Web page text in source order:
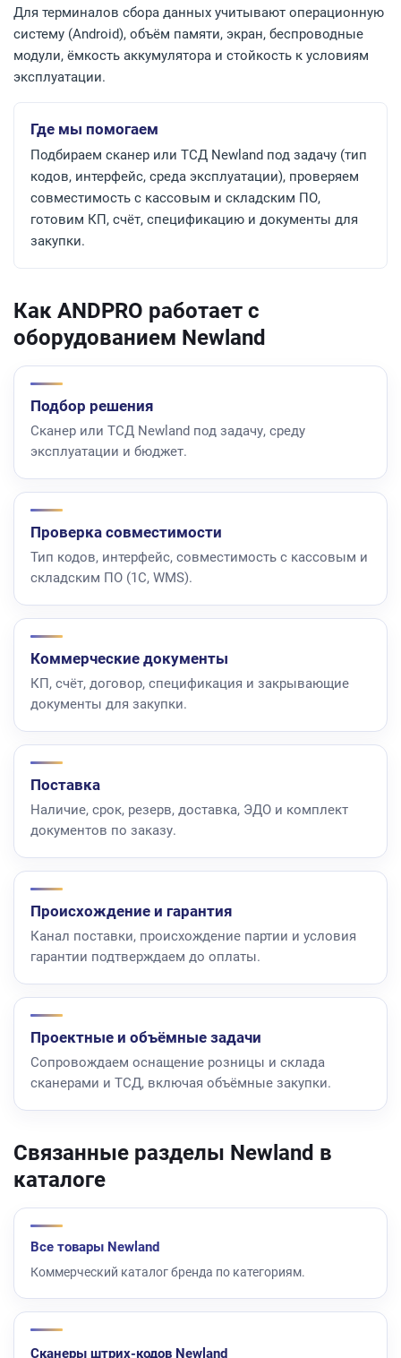
Для терминалов сбора данных учитывают операционную
систему (Android), объём памяти, экран, беспроводные
модули, ёмкость аккумулятора и стойкость к условиям
эксплуатации.
Где мы помогаем
Подбираем сканер или ТСД Newland под задачу (тип
кодов, интерфейс, среда эксплуатации), проверяем
совместимость с кассовым и складским ПО,
готовим КП, счёт, спецификацию и документы для
закупки.
Как ANDPRO работает с
оборудованием Newland
Подбор решения
Сканер или ТСД Newland под задачу, среду
эксплуатации и бюджет.
Проверка совместимости
Тип кодов, интерфейс, совместимость с кассовым и
складским ПО (1С, WMS).
Коммерческие документы
КП, счёт, договор, спецификация и закрывающие
документы для закупки.
Поставка
Наличие, срок, резерв, доставка, ЭДО и комплект
документов по заказу.
Происхождение и гарантия
Канал поставки, происхождение партии и условия
гарантии подтверждаем до оплаты.
Проектные и объёмные задачи
Сопровождаем оснащение розницы и склада
сканерами и ТСД, включая объёмные закупки.
Связанные разделы Newland в
каталоге
Все товары Newland
Коммерческий каталог бренда по категориям.
Сканеры штрих-кодов Newland